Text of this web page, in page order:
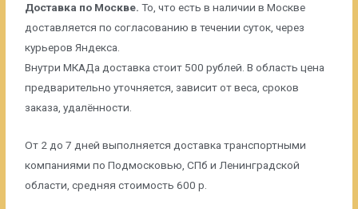
Доставка по Москве.То, что есть в наличии в Москве
доставляется по согласованию в течении суток, через
курьеров Яндекса.
Внутри МКАДа доставка стоит 500 рублей. В область цена
предварительно уточняется, зависит от веса, сроков
заказа, удалённости.
От 2 до 7 дней выполняется доставка транспортными
компаниями по Подмосковью, СПб и Ленинградской
области, средняя стоимость 600 р.